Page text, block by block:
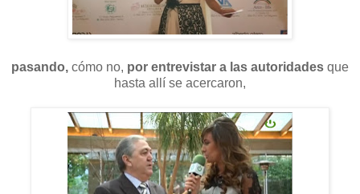
pasando, cómo no, por entrevistar a las autoridades que
hasta allí se acercaron,